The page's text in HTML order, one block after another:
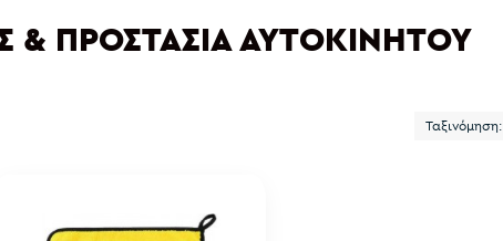
& ΠΡΟΣΤΑΣΊΑ ΑΥΤΟΚΙΝΉΤΟΥ
Ταξινόμηση: